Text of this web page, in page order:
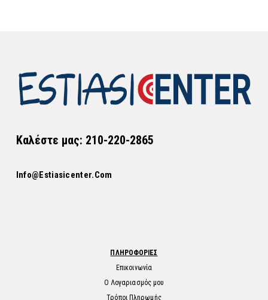
Καλέστε μας: 210-220-2865
Info@estiasicenter.com
ΠΛΗΡΟΦΟΡΙΕΣ
Επικοινωνία
Ο Λογαριασμός μου
Τρόποι Πληρωμής